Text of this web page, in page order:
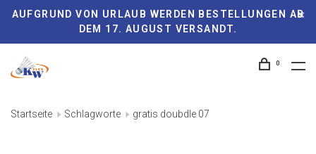
AUFGRUND VON URLAUB WERDEN BESTELLUNGEN AB
DEM 17. AUGUST VERSANDT.
0
Startseite Schlagworte gratis doubdle 07